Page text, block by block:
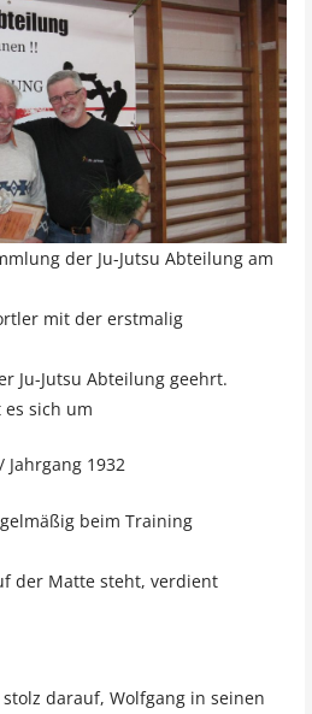
der Ju-Jutsu Abteilung am
mit der erstmalig
Ju-Jutsu Abteilung geehrt.
sich um
Jahrgang 1932
beim Training
der Matte steht, verdient
darauf, Wolfgang in seinen